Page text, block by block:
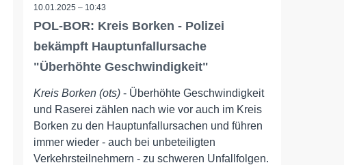
10.01.2025 – 10:43
POL-BOR: Kreis Borken - Polizei
bekämpft Hauptunfallursache
"Überhöhte Geschwindigkeit"
Kreis Borken (ots) - Überhöhte Geschwindigkeit
und Raserei zählen nach wie vor auch im Kreis
Borken zu den Hauptunfallursachen und führen
immer wieder - auch bei unbeteiligten
Verkehrsteilnehmern - zu schweren Unfallfolgen.